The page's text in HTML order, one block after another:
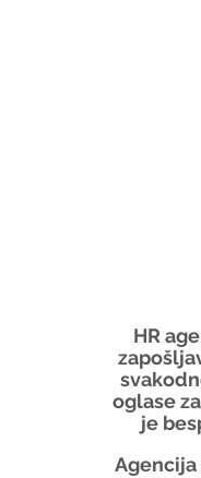
HR
oglase
je
Agencija